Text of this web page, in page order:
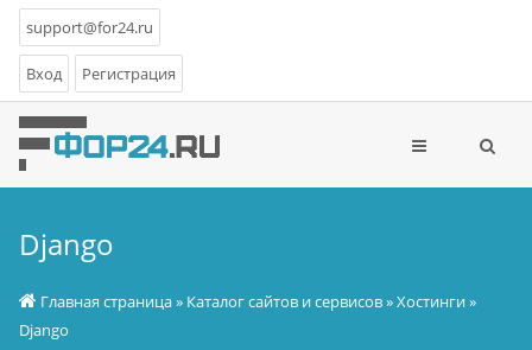
support@for24.ru
Вход Регистрация
Django
Главная страница» Каталог сайтов и сервисов»Хостинги»
Django